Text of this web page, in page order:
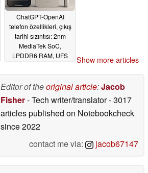
ChatGPT-OpenAI
telefon özellikleri, çıkış
tarihi sızıntısı: 2nm
MediaTek SoC,
LPDDR6 RAM, UFS
Show more articles
Editor of theoriginal article:Jacob
Fisher- Tech writer/translator- 3017
articles published on Notebookcheck
since 2022
contact me via:
jacob67147